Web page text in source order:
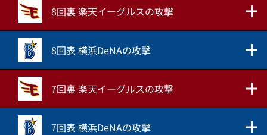
8回裏 楽天イーグルスの攻撃
8回表 横浜DeNAの攻撃
7回裏 楽天イーグルスの攻撃
7回表 横浜DeNAの攻撃